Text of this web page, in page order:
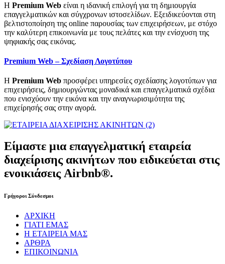
Η Premium Web είναι η ιδανική επιλογή για τη δημιουργία
επαγγελματικών και σύγχρονων ιστοσελίδων. Εξειδικεύονται στη
βελτιστοποίηση της online παρουσίας των επιχειρήσεων, με στόχο
την καλύτερη επικοινωνία με τους πελάτες και την ενίσχυση της
ψηφιακής σας εικόνας.
Premium Web – Σχεδίαση Λογοτύπου
Η Premium Web προσφέρει υπηρεσίες σχεδίασης λογοτύπων για
επιχειρήσεις, δημιουργώντας μοναδικά και επαγγελματικά σχέδια
που ενισχύουν την εικόνα και την αναγνωρισιμότητα της
επιχείρησής σας στην αγορά.
Είμαστε μια επαγγελματική εταιρεία
διαχείρισης ακινήτων που ειδικεύεται στις
ενοικιάσεις Airbnb®.
Γρήγοροι Σύνδεσμοι
ΑΡΧΙΚΗ
ΓΙΑΤΙ ΕΜΑΣ
Η ΕΤΑΙΡΕΙΑ ΜΑΣ
ΑΡΘΡΑ
ΕΠΙΚΟΙΝΩΝΙΑ